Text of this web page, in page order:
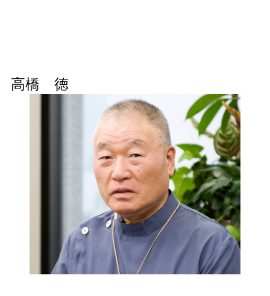
高橋 徳